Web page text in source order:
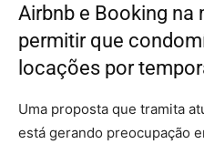
Airbnb e Booking na
permitir que
locações por
Uma proposta que tramita
está gerando preocupação